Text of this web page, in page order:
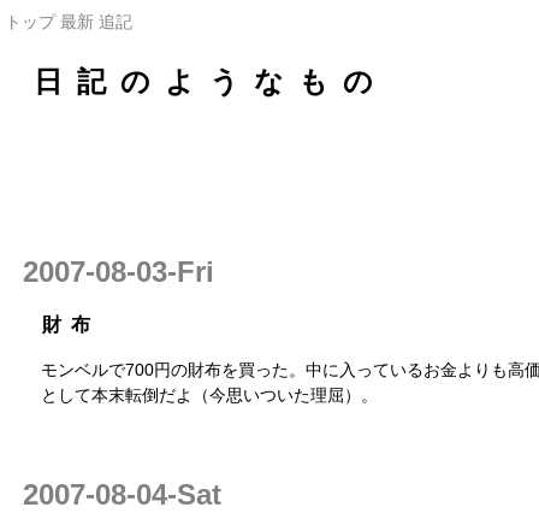
トップ 最新 追記
日記のようなもの
2007-08-03-Fri
財布
モンベルで700円の財布を買った。中に入っているお金よりも高
として本末転倒だよ（今思いついた理屈）。
2007-08-04-Sat